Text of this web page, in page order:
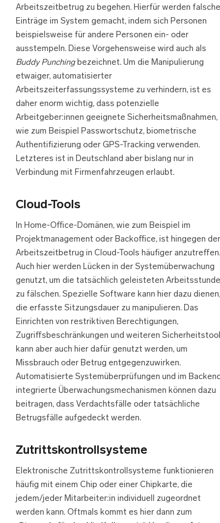
Arbeitszeitbetrug zu begehen. Hierfür werden falsche
Einträge im System gemacht, indem sich Personen
beispielsweise für andere Personen ein- oder
ausstempeln. Diese Vorgehensweise wird auch als
Buddy Punching bezeichnet. Um die Manipulierung
etwaiger, automatisierter
Arbeitszeiterfassungssysteme zu verhindern, ist es
daher enorm wichtig, dass potenzielle
Arbeitgeber:innen geeignete Sicherheitsmaßnahmen,
wie zum Beispiel Passwortschutz, biometrische
Authentifizierung oder GPS-Tracking verwenden.
Letzteres ist in Deutschland aber bislang nur in
Verbindung mit Firmenfahrzeugen erlaubt.
Cloud-Tools
In Home-Office-Domänen, wie zum Beispiel im
Projektmanagement oder Backoffice, ist hingegen der
Arbeitszeitbetrug in Cloud-Tools häufiger anzutreffen.
Auch hier werden Lücken in der Systemüberwachung
genutzt, um die tatsächlich geleisteten
zu fälschen. Spezielle Software kann hier dazu dienen,
die erfasste Sitzungsdauer zu manipulieren. Das
Einrichten von restriktiven Berechtigungen,
Zugriffsbeschränkungen und weiteren
kann aber auch hier dafür genutzt werden, um
Missbrauch oder Betrug entgegenzuwirken.
Automatisierte Systemüberprüfungen und im
integrierte Überwachungsmechanismen können dazu
beitragen, dass Verdachtsfälle oder tatsächliche
Betrugsfälle aufgedeckt werden.
Zutrittskontrollsysteme
Elektronische Zutrittskontrollsysteme funktionieren
häufig mit einem Chip oder einer Chipkarte, die
jedem/jeder Mitarbeiter:in individuell zugeordnet
werden kann. Oftmals kommt es hier dann zum